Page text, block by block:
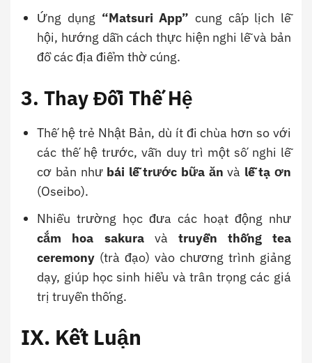
Ứng dụng “Matsuri App” cung cấp lịch lễ
hội, hướng dẫn cách thực hiện nghi lễ và bản
đồ các địa điểm thờ cúng.
3. Thay Đổi Thế Hệ
Thế hệ trẻ Nhật Bản, dù ít đi chùa hơn so với
các thế hệ trước, vẫn duy trì một số nghi lễ
cơ bản như bái lễ trước bữa ăn và lễ tạ ơn
(Oseibo).
Nhiều trường học đưa các hoạt động như
cắm hoa sakuravà truyền thống tea
ceremony (trà đạo) vào chương trình giảng
dạy, giúp học sinh hiểu và trân trọng các giá
trị truyền thống.
IX. Kết Luận